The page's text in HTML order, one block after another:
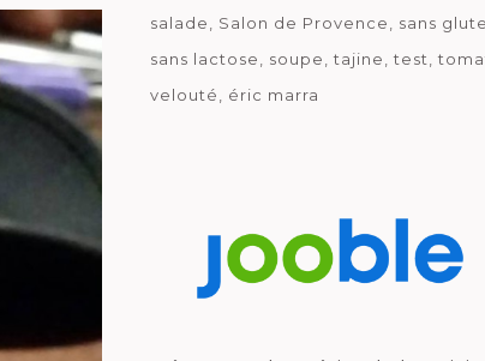
salade
Salon de Provence
sans
sans lactose
soupe tajine test
velouté
éric marra